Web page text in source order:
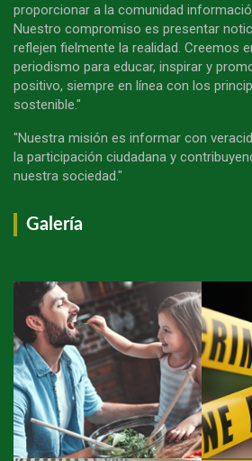
proporcionar a la comunidad
Nuestro compromiso es presentar
reflejen fielmente la realidad. Creemos
periodismo para educar, inspirar y
positivo, siempre en línea con los
sostenible."
"Nuestra misión es informar con
la participación ciudadana y
nuestra sociedad."
Galería